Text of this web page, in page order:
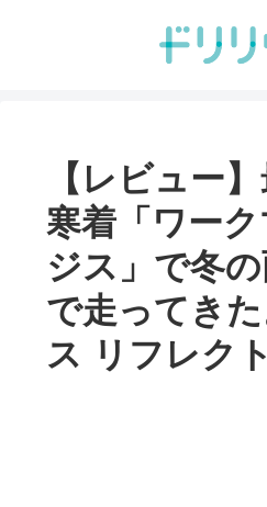
【レビュー
寒着「ワー
ジス」で冬
で走ってき
ス リフレクト